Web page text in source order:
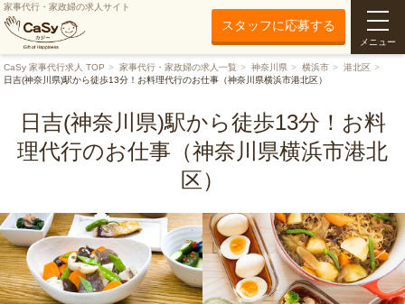
家事代行・家政婦の求人サイト
スタッフに応募する
メニュー
CaSy 家事代行求人 TOP 家事代行・家政婦の求人一覧 神奈川県 横浜市
港北区
日吉(神奈川県)駅から徒歩13分！お料理代行のお仕事（神奈川県横浜市港北区）
日吉(神奈川県)駅から徒歩13分！お料
理代行のお仕事（神奈川県横浜市港北
区）